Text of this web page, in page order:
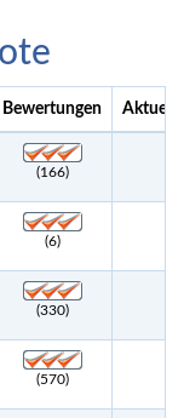
Bewertungen
(166)
(6)
(330)
(570)